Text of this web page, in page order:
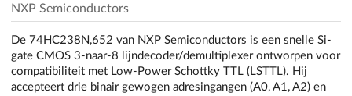
NXP Semiconductors
De 74HC238N,652 van NXP Semiconductors is een snelle Si-
gate CMOS 3-naar-8 lijndecoder/demultiplexer ontworpen voor
compatibiliteit met Low-Power Schottky TTL (LSTTL). Hij
accepteert drie binair gewogen adresingangen (A0, A1, A2) en